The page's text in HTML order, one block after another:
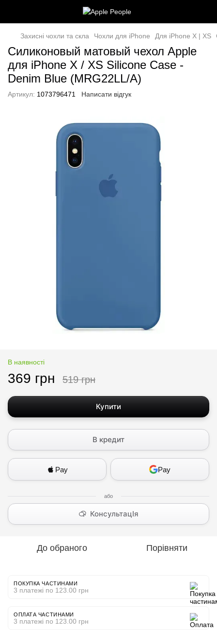
Захисні чохли та скла Чохли для iPhone Для iPhone X | XS
Силиконовый матовый чехол Apple
для iPhone X / XS Silicone Case -
Denim Blue (MRG22LL/A)
Артикул: 1073796471 Написати відгук
В наявності
369 грн 519 грн
Купити
В кредит
Pay Pay
КонсультацІя
До обраного Порівняти
ПОКУПКА ЧАСТИНАМИ
3 платежі по 123.00 грн
ОПЛАТА ЧАСТИНАМИ
3 платежі по 123.00 грн